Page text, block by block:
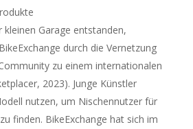
kleinen Garage entstanden,
durch die Vernetzung
zu einem internationalen
2023). Junge Künstler
nutzen, um Nischennutzer für
finden. BikeExchange hat sich im